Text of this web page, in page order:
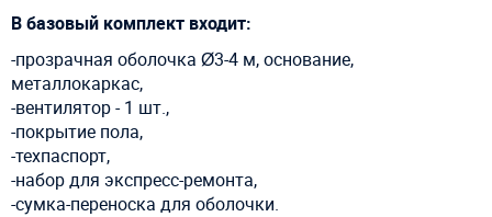
В базовый комплект входит:
-прозрачная оболочка Ø3-4 м, основание,
металлокаркас,
-вентилятор - 1 шт.,
-покрытие пола,
-техпаспорт,
-набор для экспресс-ремонта,
-сумка-переноска для оболочки.